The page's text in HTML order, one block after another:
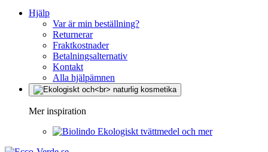
Hjälp
Var är min beställning?
Returnerar
Fraktkostnader
Betalningsalternativ
Kontakt
Alla hjälpämnen
Mer inspiration
Ekologiskt tvättmedel och mer